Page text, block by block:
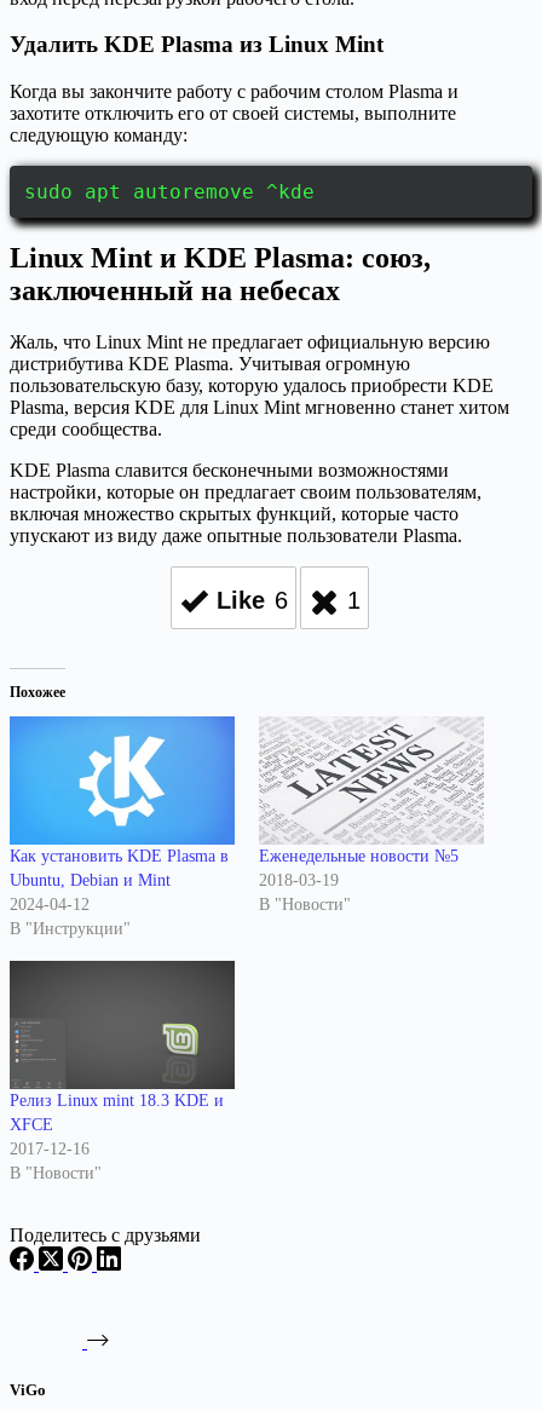
Удалить KDE Plasma из Linux Mint
Когда вы закончите работу с рабочим столом Plasma и
захотите отключить его от своей системы, выполните
следующую команду:
sudo apt autoremove ^kde
Linux Mint и KDE Plasma: союз,
заключенный на небесах
Жаль, что Linux Mint не предлагает официальную версию
дистрибутива KDE Plasma. Учитывая огромную
пользовательскую базу, которую удалось приобрести KDE
Plasma, версия KDE для Linux Mint мгновенно станет хитом
среди сообщества.
KDE Plasma славится бесконечными возможностями
настройки, которые он предлагает своим пользователям,
включая множество скрытых функций, которые часто
упускают из виду даже опытные пользователи Plasma.
Like 6 1
Похожее
Как установить KDE Plasma в
Ubuntu, Debian и Mint
2024-04-12
В "Инструкции"
Еженедельные новости №5
2018-03-19
В "Новости"
Релиз Linux mint 18.3 KDE и
XFCE
2017-12-16
В "Новости"
Поделитесь с друзьями
ViGo